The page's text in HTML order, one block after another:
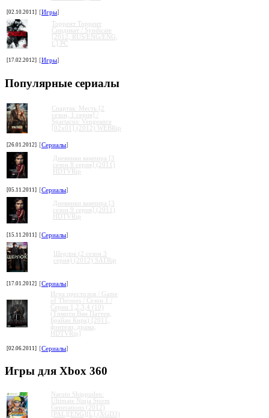
[02.10.2011] [Игры]
Торрент Торрент
Cиндикат / Syndicate
[2012, RUS/ENG/ENG,
L] PC
[17.02.2012] [Игры]
Популярные сериалы
Спартак: Месть [2
сезон, 1 серия] /
Spartacus: Vengeance
[02x01] (2012) WEBRip
[26.01.2012] [Сериалы]
Дневники вампира [3
сезон 8 серия] (2011)
HDTVRip
[05.11.2011] [Сериалы]
Дневники вампира [3
сезон 9 серия] (2011)
HDTVRip
[15.11.2011] [Сериалы]
Шерлок (2 сезон 3
серия) (2012) SATRip
[17.01.2012] [Сериалы]
Игра престолов / Game
of Thrones / Сезон 1 /
Серии 1,2,3,4 (10)
(Тимоти Ван Паттен,
Брайан Кирк) [2011,
фэнтези, драма,
HDTVRip]
[02.06.2011] [Сериалы]
Игры для Xbox 360
Naruto Shippuden:
Ultimate Ninja Storm
Generations (2012)
[PAL][ENG][L] (XGD3)